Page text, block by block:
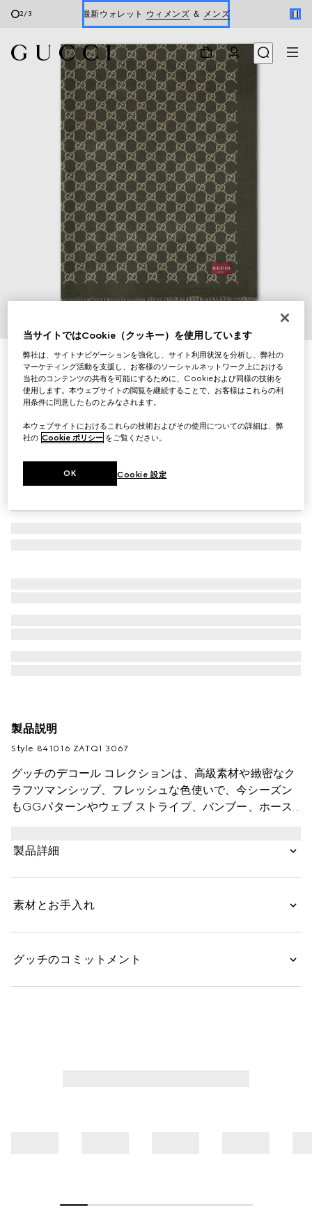
2/3 最新ウォレット ウィメンズ ＆ メンズ
Gucci x 安藤七宝店
オンライン限定 〔GGマーモント〕
/4
GGウールカシミア リバーシブル ブランケット
￥247,500
（税込）
バリエーション グリーン
製品説明
Style ‎841016 ZATQ1 3067
グッチのデコール コレクションは、高級素材や緻密なク
ラフツマンシップ、フレッシュな色使いで、今シーズン
もGGパターンやウェブ ストライプ、バンブー、ホース
ケットはウール＆カシミア GGジャカードで仕立て、フ
製品詳細
素材とお手入れ
グッチのコミットメント
当サイトではCookie（クッキー）を使用しています
弊社は、サイトナビゲーションを強化し、サイト利用状況を分析し、弊社の
マーケティング活動を支援し、お客様のソーシャルネットワーク上における
当社のコンテンツの共有を可能にするために、Cookieおよび同様の技術を
使用します。本ウェブサイトの閲覧を継続することで、お客様はこれらの利
用条件に同意したものとみなされます。
本ウェブサイトにおけるこれらの技術およびその使用についての詳細は、弊
社の Cookie ポリシー をご覧ください。
Cookie 設定
OK